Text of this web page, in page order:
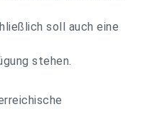
soll auch eine
stehen.